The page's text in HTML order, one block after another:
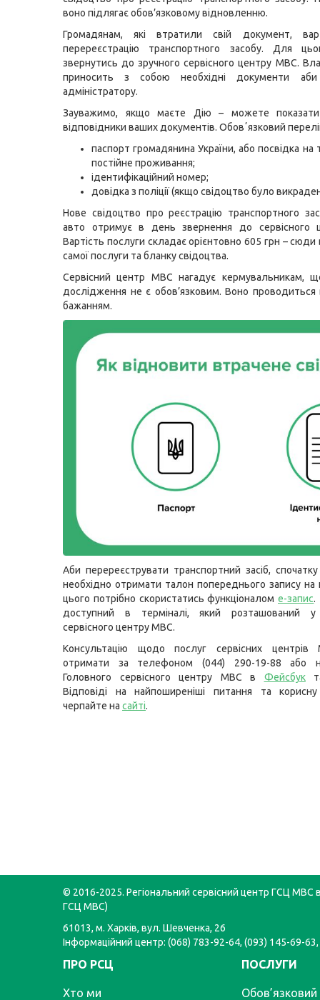
воно підлягає обов’язковому відновленню.
Громадянам, які втратили свій документ,
перереєстрацію транспортного засобу. Для
звернутись до зручного сервісного центру МВС.
приносить з собою необхідні документи
адміністратору.
Зауважимо, якщо маєте Дію – можете показати
відповідники ваших документів. Обовʼязковий
паспорт громадянина України, або посвідка на
постійне проживання;
ідентифікаційний номер;
довідка з поліції (якщо свідоцтво було
Нове свідоцтво про реєстрацію транспортного
авто отримує в день звернення до сервісного
Вартість послуги складає орієнтовно 605 грн – сюди
самої послуги та бланку свідоцтва.
Сервісний центр МВС нагадує кермувальникам,
дослідження не є обов’язковим. Воно
бажанням.
Аби перереєструвати транспортний засіб,
необхідно отримати талон попереднього запису на
цього потрібно скористатись функціоналоме-запис.
доступний в терміналі, який розташований у
сервісного центру МВС.
Консультацію щодо послуг сервісних
отримати за телефоном (044) 290-19-88 або
Головного сервісного центру МВС в Фейсбук
Відповіді на найпоширеніші питання та
черпайте на сайті.
© 2016-2025. Регіональний сервісний центр ГСЦ МВС в
ГСЦ МВС)
61013, м. Харків, вул. Шевченка, 26
Інформаційний центр: (068) 783-92-64, (093) 145-69-
ПРО РСЦ
Хто ми
ПОСЛУГИ
Обов’язковий